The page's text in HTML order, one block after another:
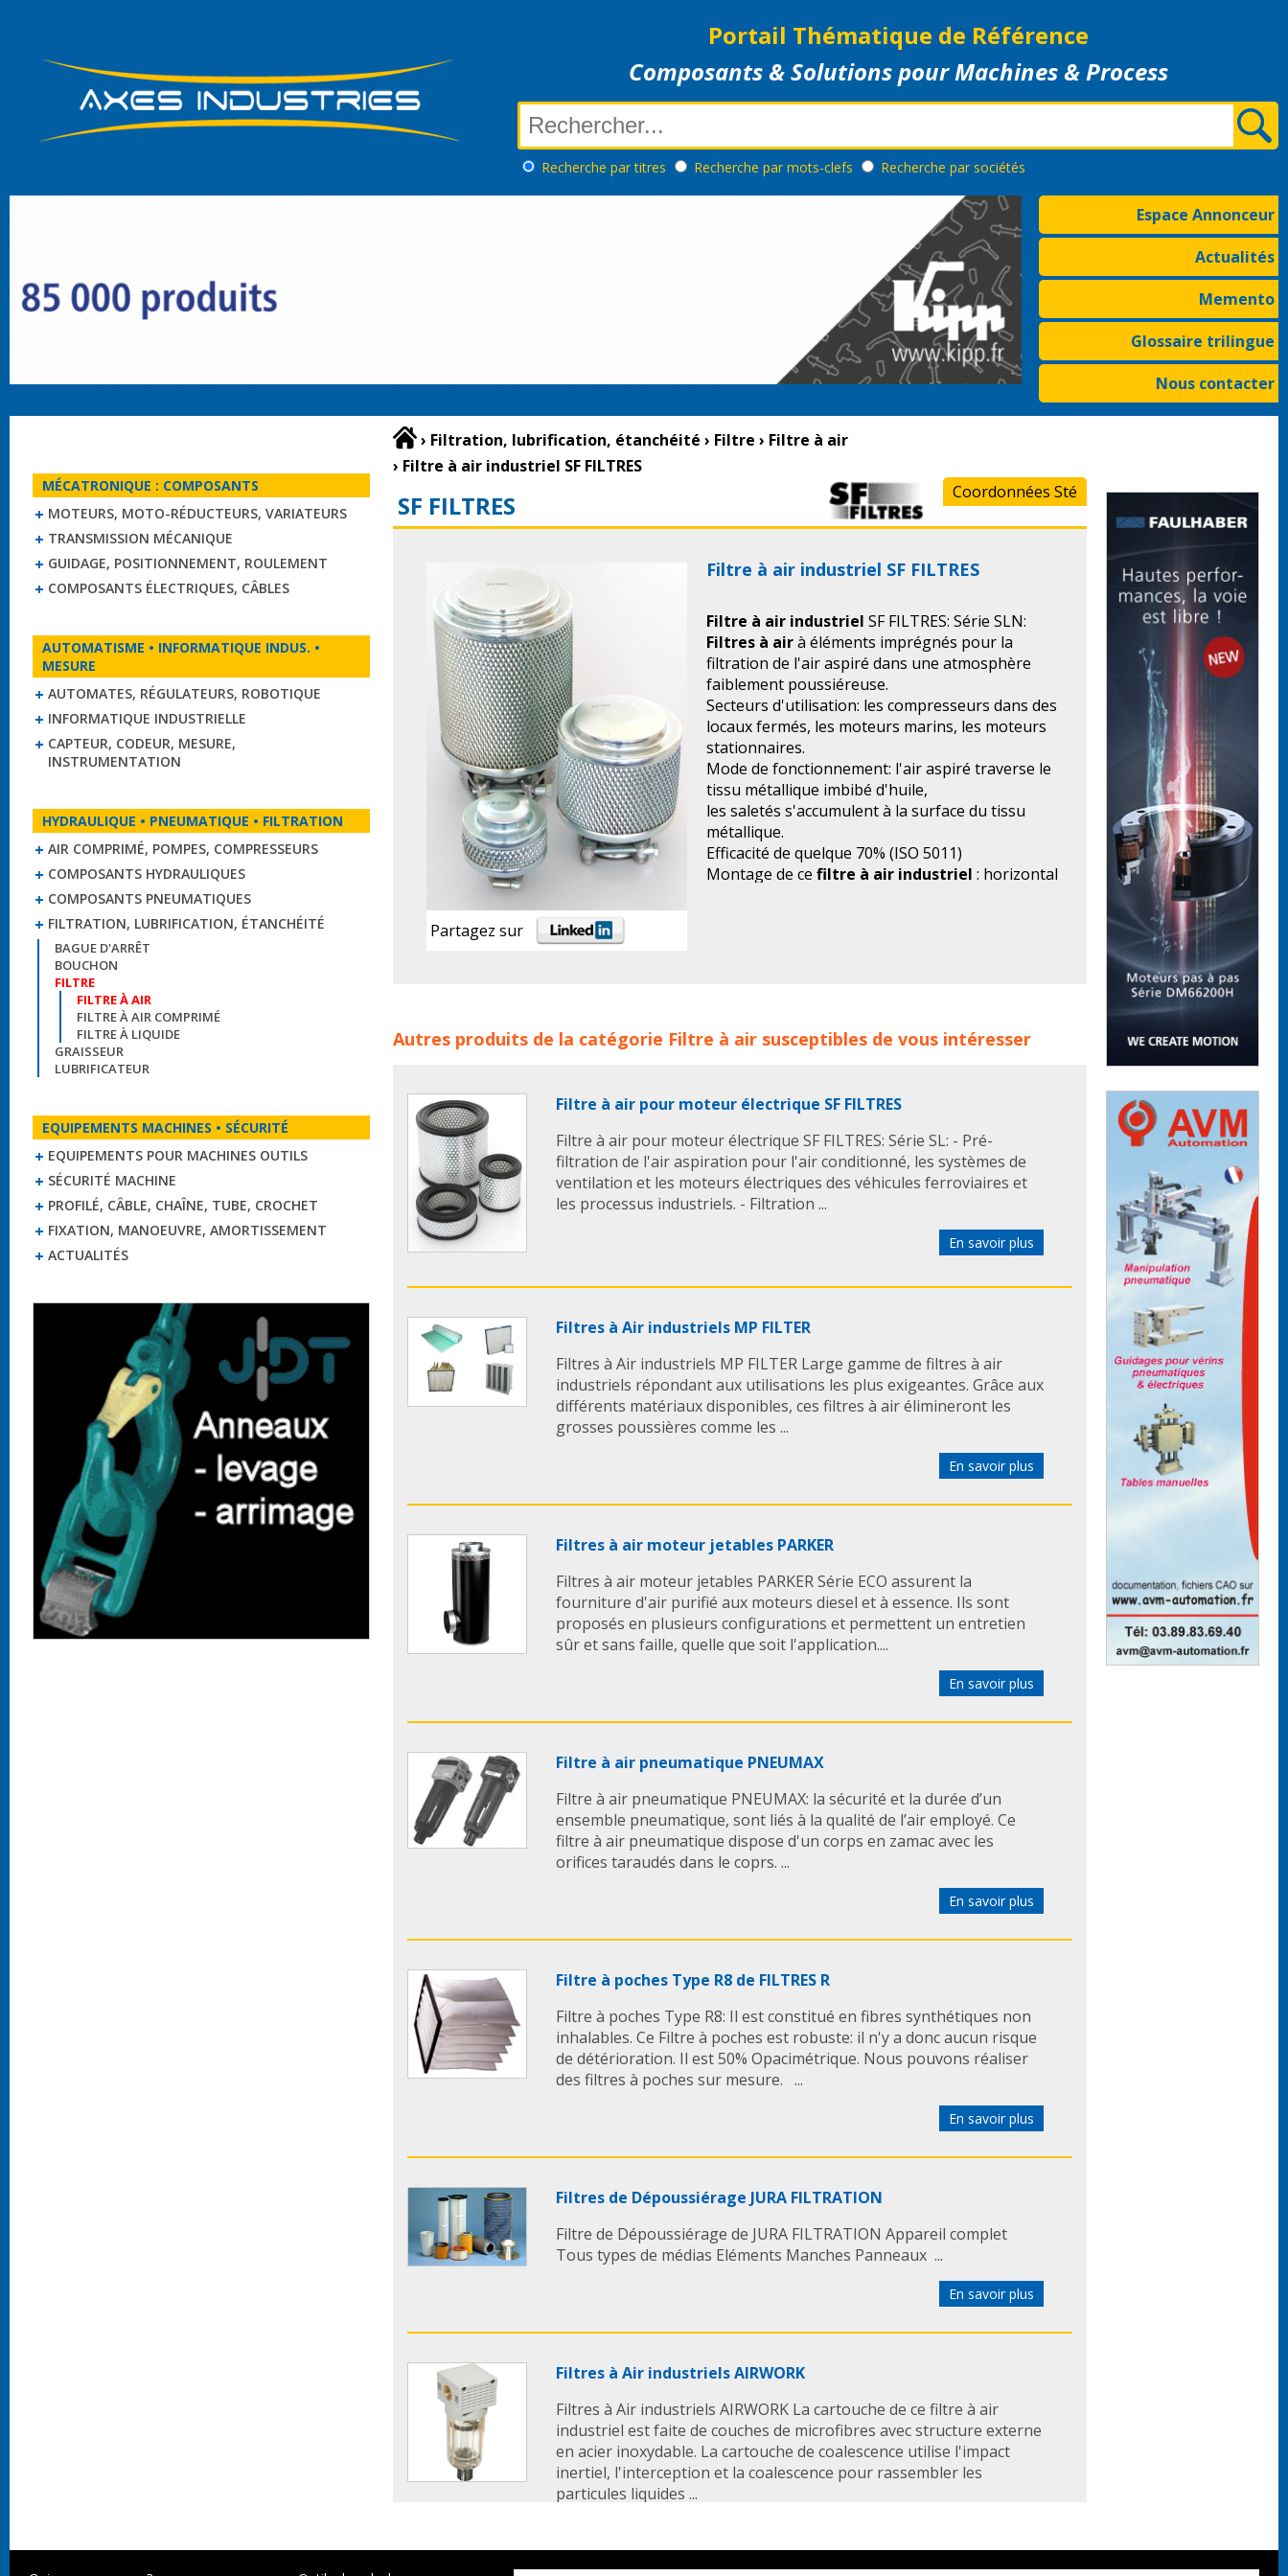
Portail Thématique de Référence
Composants & Solutions pour Machines & Process
Recherche par titres Recherche par mots-clefs Recherche par sociétés
Espace Annonceur
Actualités
Memento
Glossaire trilingue
Nous contacter
MÉCATRONIQUE : COMPOSANTS
MOTEURS, MOTO-RÉDUCTEURS, VARIATEURS
TRANSMISSION MÉCANIQUE
GUIDAGE, POSITIONNEMENT, ROULEMENT
COMPOSANTS ÉLECTRIQUES, CÂBLES
AUTOMATISME • INFORMATIQUE INDUS. •
MESURE
AUTOMATES, RÉGULATEURS, ROBOTIQUE
INFORMATIQUE INDUSTRIELLE
CAPTEUR, CODEUR, MESURE,
INSTRUMENTATION
HYDRAULIQUE • PNEUMATIQUE • FILTRATION
AIR COMPRIMÉ, POMPES, COMPRESSEURS
COMPOSANTS HYDRAULIQUES
COMPOSANTS PNEUMATIQUES
FILTRATION, LUBRIFICATION, ÉTANCHÉITÉ
BAGUE D'ARRÊT
BOUCHON
FILTRE
FILTRE À AIR
FILTRE À AIR COMPRIMÉ
FILTRE À LIQUIDE
GRAISSEUR
LUBRIFICATEUR
EQUIPEMENTS MACHINES • SÉCURITÉ
EQUIPEMENTS POUR MACHINES OUTILS
SÉCURITÉ MACHINE
PROFILÉ, CÂBLE, CHAÎNE, TUBE, CROCHET
FIXATION, MANOEUVRE, AMORTISSEMENT
ACTUALITÉS
› Filtration, lubrification, étanchéité › Filtre › Filtre à air
› Filtre à air industriel SF FILTRES
SF FILTRES Coordonnées Sté
Partagez sur
Filtre à air industriel SF FILTRES
Filtre à air industriel SF FILTRES: Série SLN:
Filtres à airà éléments imprégnés pour la
filtration de l'air aspiré dans une atmosphère
faiblement poussiéreuse.
Secteurs d'utilisation: les compresseurs dans des
locaux fermés, les moteurs marins, les moteurs
stationnaires.
Mode de fonctionnement: l'air aspiré traverse le
tissu métallique imbibé d'huile,
les saletés s'accumulent à la surface du tissu
métallique.
Efficacité de quelque 70% (ISO 5011)
Montage de cefiltre à air industriel : horizontal
filtres a airfiltre airfiltres airfiltre industrielfiltres industrielsfiltre a air industriel
Autres produits de la catégorie Filtre à air susceptibles de vous intéresser
Filtre à air pour moteur électrique SF FILTRES
Filtre à air pour moteur électrique SF FILTRES: Série SL: - Pré-
filtration de l'air aspiration pour l'air conditionné, les systèmes de
ventilation et les moteurs électriques des véhicules ferroviaires et
les processus industriels. - Filtration ...
En savoir plus
Filtres à Air industriels MP FILTER
Filtres à Air industriels MP FILTER Large gamme de filtres à air
industriels répondant aux utilisations les plus exigeantes. Grâce aux
différents matériaux disponibles, ces filtres à air élimineront les
grosses poussières comme les ...
En savoir plus
Filtres à air moteur jetables PARKER
Filtres à air moteur jetables PARKER Série ECO assurent la
fourniture d'air purifié aux moteurs diesel et à essence. Ils sont
proposés en plusieurs configurations et permettent un entretien
sûr et sans faille, quelle que soit l'application....
En savoir plus
Filtre à air pneumatique PNEUMAX
Filtre à air pneumatique PNEUMAX: la sécurité et la durée d’un
ensemble pneumatique, sont liés à la qualité de l’air employé. Ce
filtre à air pneumatique dispose d'un corps en zamac avec les
orifices taraudés dans le coprs. ...
En savoir plus
Filtre à poches Type R8 de FILTRES R
Filtre à poches Type R8: Il est constitué en fibres synthétiques non
inhalables. Ce Filtre à poches est robuste: il n'y a donc aucun risque
de détérioration. Il est 50% Opacimétrique. Nous pouvons réaliser
des filtres à poches sur mesure. ...
En savoir plus
Filtres de Dépoussiérage JURA FILTRATION
Filtre de Dépoussiérage de JURA FILTRATION Appareil complet
Tous types de médias Eléments Manches Panneaux ...
En savoir plus
Filtres à Air industriels AIRWORK
Filtres à Air industriels AIRWORK La cartouche de ce filtre à air
industriel est faite de couches de microfibres avec structure externe
en acier inoxydable. La cartouche de coalescence utilise l'impact
inertiel, l'interception et la coalescence pour rassembler les
particules liquides ...